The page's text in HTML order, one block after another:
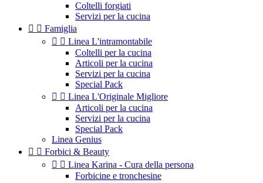
Coltelli forgiati
Servizi per la cucina
  Famiglia
  Linea L'intramontabile
Coltelli per la cucina
Articoli per la cucina
Servizi per la cucina
Special Pack
  Linea L'Originale Migliore
Articoli per la cucina
Servizi per la cucina
Special Pack
Linea Genius
  Forbici & Beauty
  Linea Karina - Cura della persona
Forbicine e tronchesine